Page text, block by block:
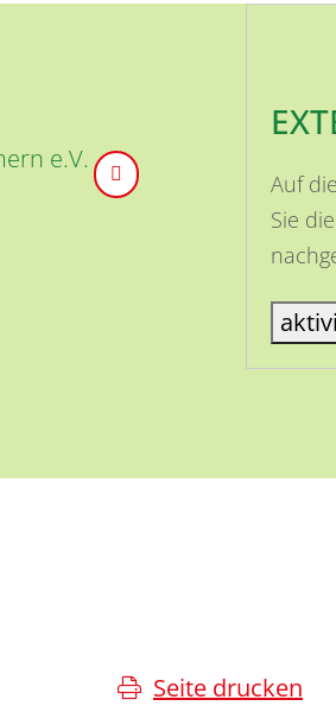
e.V.
Auf
Sie
Seite drucken